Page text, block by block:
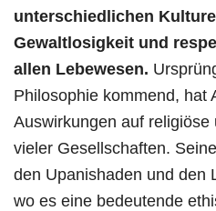
unterschiedlichen
Gewaltlosigkeit und
allen Lebewesen.
Philosophie kommend, hat
Auswirkungen auf
vieler Gesellschaften.
den Upanishaden und den
wo es eine bedeutende